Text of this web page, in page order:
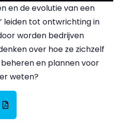
en de evolutie van een
leiden tot ontwrichting in
worden bedrijven
over hoe ze zichzelf
en plannen voor
weten?